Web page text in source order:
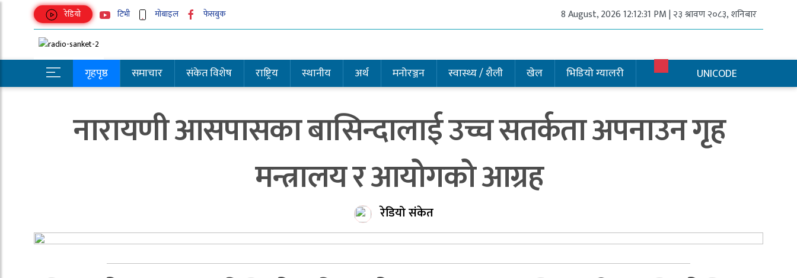
रेडियो टिभी मोबाइल फेसबुक 8 August, 2026 12:12:31 PM | २३ श्रावण २०८३, शनिबार
गृहपृष्ठ समाचार संकेत विशेष राष्ट्रिय स्थानीय अर्थ मनोरञ्जन स्वास्थ्य / शैली खेल भिडियो ग्यालरी UNICODE
नारायणी आसपासका बासिन्दालाई उच्च सतर्कता अपनाउन गृह
मन्त्रालय र आयोगको आग्रह
रेडियो संकेत